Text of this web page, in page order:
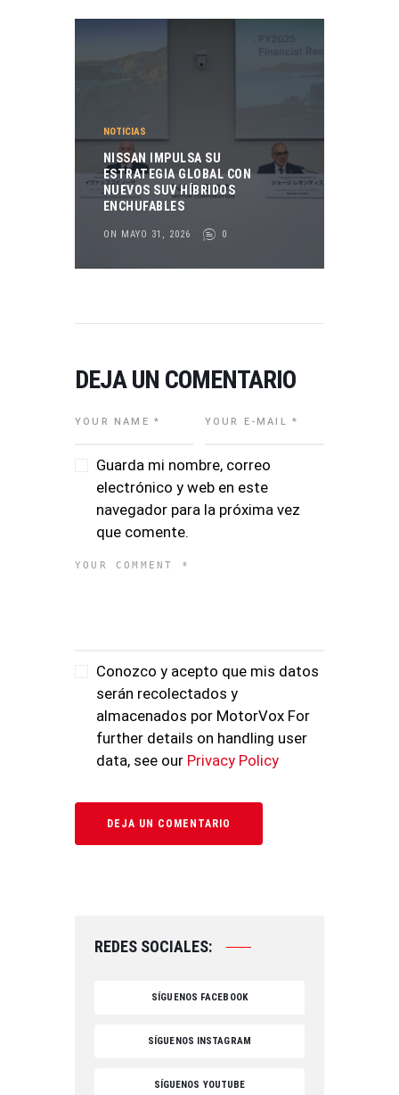
NOTICIAS
NISSAN IMPULSA SU
ESTRATEGIA GLOBAL CON
NUEVOS SUV HÍBRIDOS
ENCHUFABLES
ON MAYO 31, 2026 0
DEJA UN COMENTARIO
Guarda mi nombre, correo
electrónico y web en este
navegador para la próxima vez
que comente.
Conozco y acepto que mis datos
serán recolectados y
almacenados por MotorVox For
further details on handling user
data, see our Privacy Policy
REDES SOCIALES:
SÍGUENOS FACEBOOK
SÍGUENOS INSTAGRAM
SÍGUENOS YOUTUBE